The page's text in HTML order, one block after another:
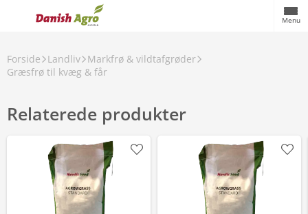
Menu
Forside Landliv Markfrø & vildtafgrøder
Græsfrø til kvæg & får
Relaterede produkter